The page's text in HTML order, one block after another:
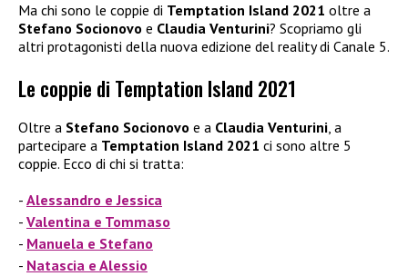
Ma chi sono le coppie di Temptation Island 2021 oltre a
Stefano Socionovo e Claudia Venturini? Scopriamo gli
altri protagonisti della nuova edizione del reality di Canale 5.
Le coppie di Temptation Island 2021
Oltre a Stefano Socionovo e a Claudia Venturini , a
partecipare a Temptation Island 2021 ci sono altre 5
coppie. Ecco di chi si tratta:
Alessandro e Jessica
Valentina e Tommaso
Manuela e Stefano
Natascia e Alessio